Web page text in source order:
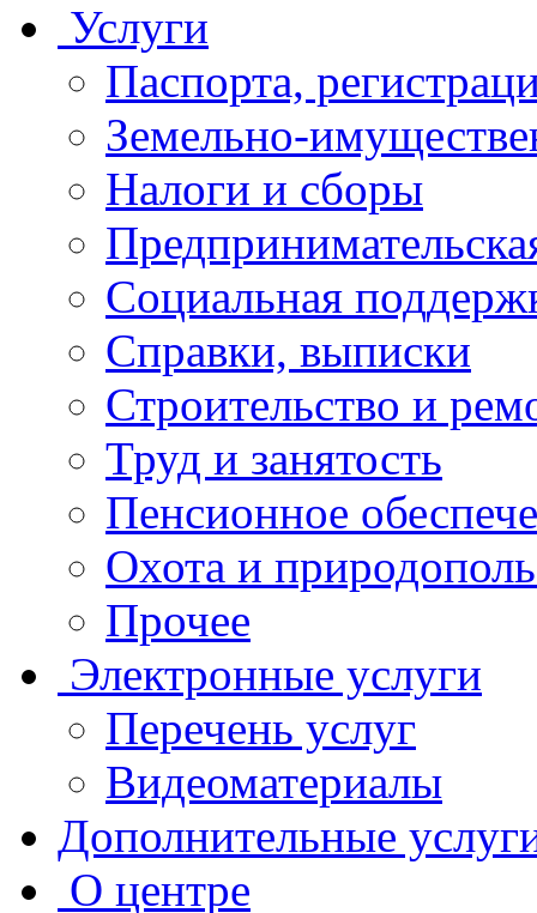
Услуги
Паспорта,
Земельно-
Налоги и сборы
Социальная
Справки, выписки
Строительство и
Труд и занятость
Пенсионное
Охота и
Прочее
Электронные услуги
Перечень услуг
Видеоматериалы
Дополнительные
О центре